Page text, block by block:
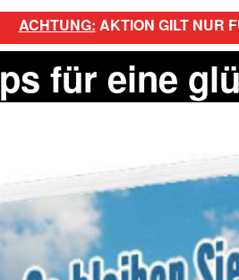
ACHTUNG: AKTION GILT NUR
für eine